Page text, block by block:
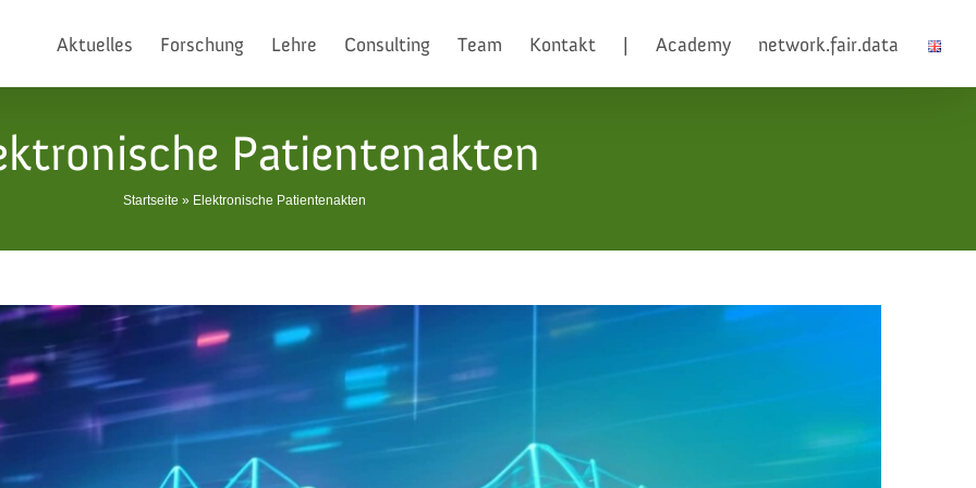
Aktuelles Forschung Lehre Consulting Team Kontakt Academy network.fair.data
Patientenakten
Startseite » Elektronische Patientenakten